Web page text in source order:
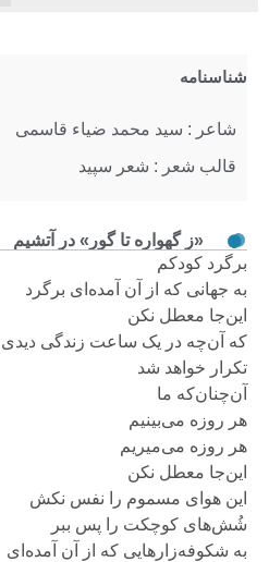
«ز گهواره تا گور» در آتشیم
برگرد کودکم
به جهانی که از آن آمده‌ای برگرد
این‌جا معطل نکن
که آن‌چه در یک ساعت زندگی‌ دیدی
تکرار خواهد شد
آن‌چنان‌که ما
هر روزه می‌بینیم
هر روزه می‌میریم
این‌جا معطل نکن
این هوای مسموم را نفس نکش
شُش‌های کوچکت را پس ببر
به شکوفه‌زارهایی که از آن آمده‌ای
شناسنامه
شاعر : سید محمد ضیاء قاسمی
قالب شعر : شعر سپید